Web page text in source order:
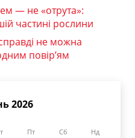
— не «отрута»:
частині рослини
не можна
повір’ям
2026
Пт Сб Нд